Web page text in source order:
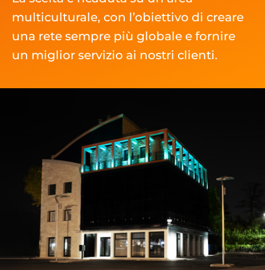
multiculturale, con l’obiettivo di creare
una rete sempre più globale e fornire
un miglior servizio ai nostri clienti.